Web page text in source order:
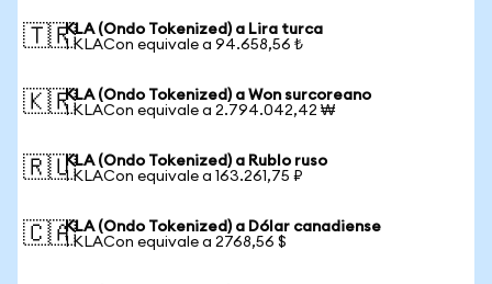
🇹🇷KLA (Ondo Tokenized) a Lira turca
1 KLACon equivale a 94.658,56 ₺
🇰🇷KLA (Ondo Tokenized) a Won surcoreano
1 KLACon equivale a 2.794.042,42 ₩
🇷🇺KLA (Ondo Tokenized) a Rublo ruso
1 KLACon equivale a 163.261,75 ₽
🇨🇦KLA (Ondo Tokenized) a Dólar canadiense
1 KLACon equivale a 2768,56 $